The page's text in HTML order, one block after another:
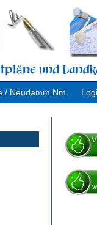
/ Neudamm Nm.